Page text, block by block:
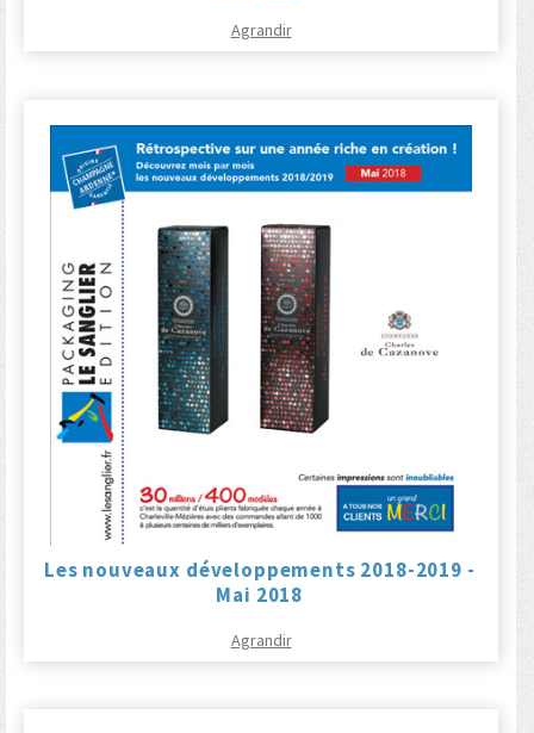
Agrandir
Les nouveaux développements 2018-2019 -
Mai 2018
Agrandir